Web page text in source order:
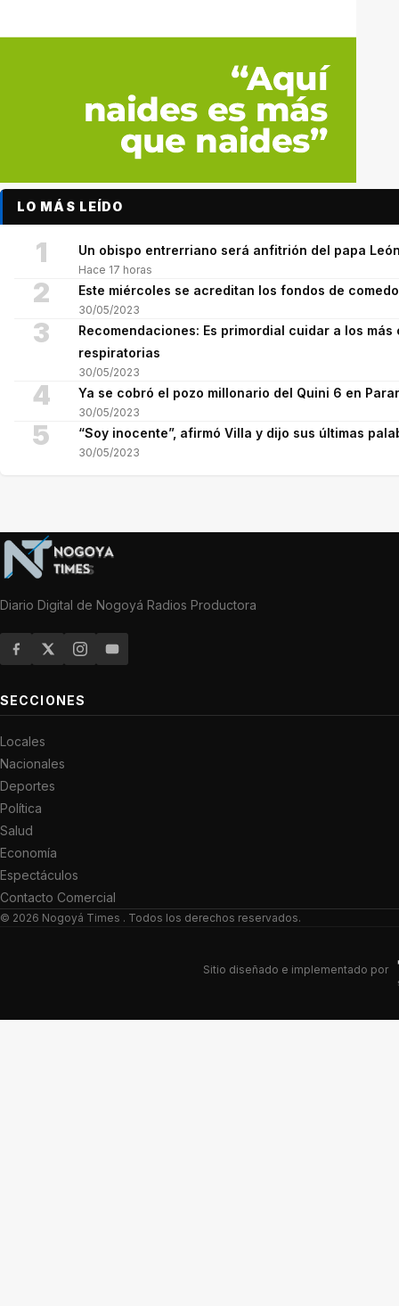
LO MÁS LEÍDO
1 Un obispo entrerriano será anfitrión del papa
Hace 17 horas
2 Este miércoles se acreditan los fondos de
30/05/2023
3
Recomendaciones: Es primordial cuidar a los
respiratorias
30/05/2023
4 Ya se cobró el pozo millonario del Quini 6 en
30/05/2023
5 “Soy inocente”, afirmó Villa y dijo sus últimas
30/05/2023
Diario Digital de Nogoyá Radios Productora
SECCIONES
Locales
Nacionales
Deportes
Política
Salud
Economía
Espectáculos
Contacto Comercial
© 2026 Nogoyá Times . Todos los derechos reservados.
Sitio diseñado e implementado por